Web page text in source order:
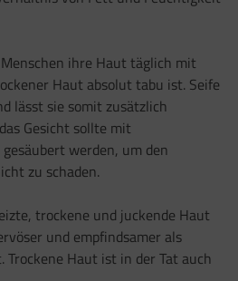
ihre Haut täglich mit
Haut absolut tabu ist. Seife
lässt sie somit zusätzlich
Gesicht sollte mit
werden, um den
zu schaden.
trockene und juckende Haut
und empfindsamer als
Haut ist in der Tat auch